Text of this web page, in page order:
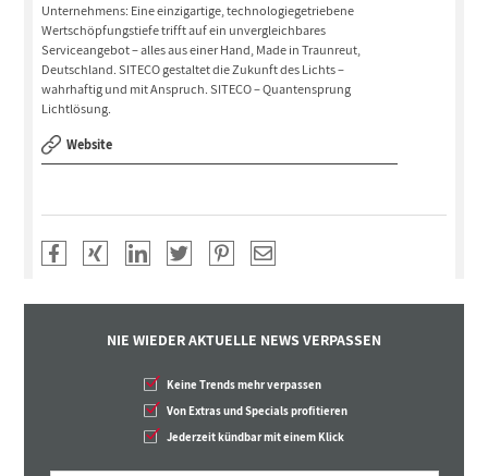
Unternehmens: Eine einzigartige, technologiegetriebene
Wertschöpfungstiefe trifft auf ein unvergleichbares
Serviceangebot – alles aus einer Hand, Made in Traunreut,
Deutschland. SITECO gestaltet die Zukunft des Lichts –
wahrhaftig und mit Anspruch. SITECO – Quantensprung
Lichtlösung.
Website
NIE WIEDER AKTUELLE NEWS VERPASSEN
Keine Trends mehr verpassen
Von Extras und Specials profitieren
Jederzeit kündbar mit einem Klick